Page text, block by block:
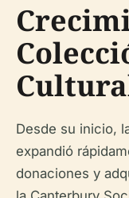
Desde su inicio,
expandió
donaciones y